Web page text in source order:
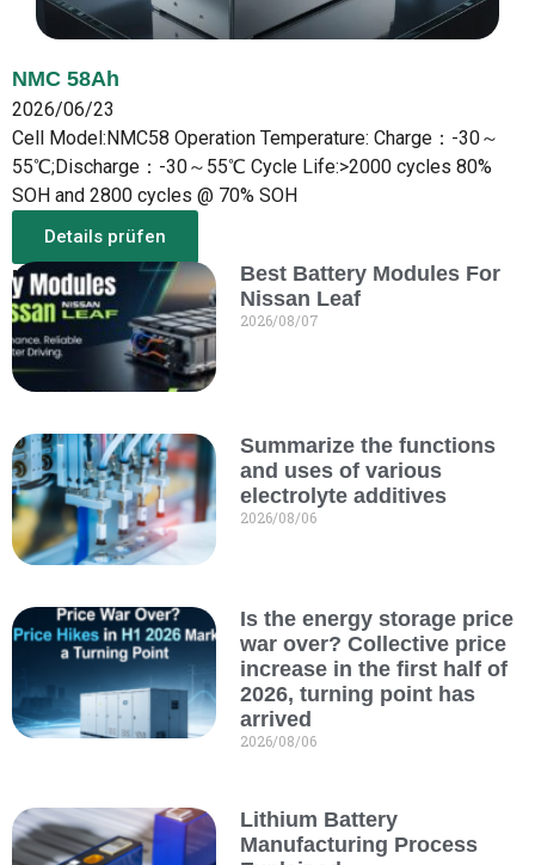
NMC 58Ah
2026/06/23
Cell Model:NMC58 Operation Temperature: Charge：-30～
55℃;Discharge：-30～55℃ Cycle Life:>2000 cycles 80%
SOH and 2800 cycles @ 70% SOH
Details prüfen
Mehr aus dem Neuen
Best Battery Modules For
Nissan Leaf
2026/08/07
Summarize the functions
and uses of various
electrolyte additives
2026/08/06
Is the energy storage price
war over? Collective price
increase in the first half of
2026, turning point has
arrived
2026/08/06
Lithium Battery
Manufacturing Process